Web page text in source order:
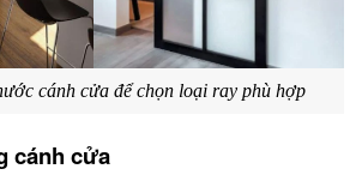
cánh cửa để chọn loại ray phù hợp
cánh cửa